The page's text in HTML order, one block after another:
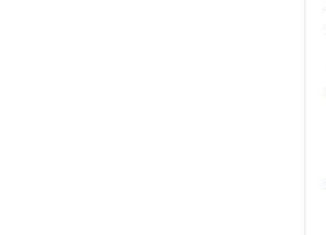
annuelle dédiée à l’actualité de l’éducation